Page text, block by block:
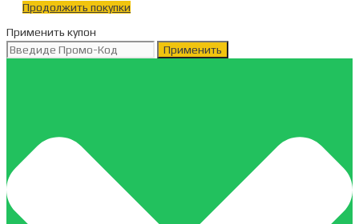
Продолжить покупки
Применить купон
Применить